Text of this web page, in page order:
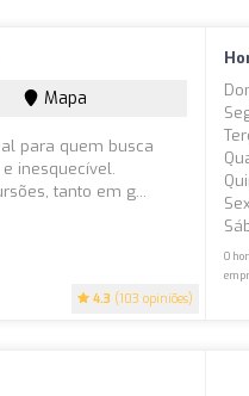
4.3 (103 opiniões)
Mapa
para quem busca
inesquecível.
tanto em g...
O